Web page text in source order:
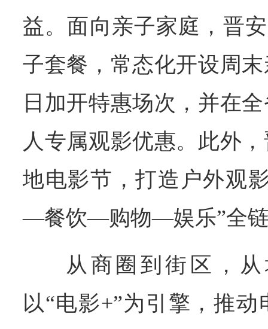
益。面向亲子家庭，晋
子套餐，常态化开设周
日加开特惠场次，并在
人专属观影优惠。此外
地电影节，打造户外观
—餐饮—购物—娱乐”全链
从商圈到街区，
以“电影+”为引擎，推